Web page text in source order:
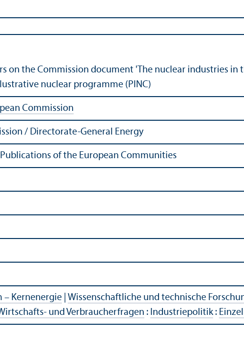
on the Commission document 'The nuclear industries
nuclear programme (PINC)
Commission
/ Directorate-General Energy
of the European Communities
– Kernenergie Wissenschaft­liche und technische
und Verbraucherfragen : Industriepolitik: